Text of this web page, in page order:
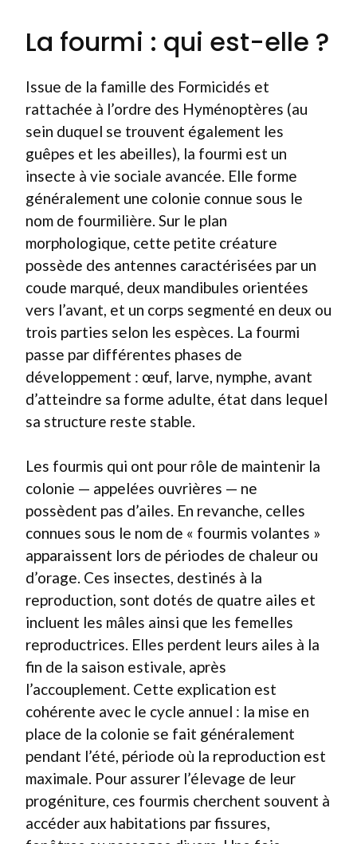
La fourmi : qui est-elle ?
Issue de la famille des Formicidés et
rattachée à l’ordre des Hyménoptères (au
sein duquel se trouvent également les
guêpes et les abeilles), la fourmi est un
insecte à vie sociale avancée. Elle forme
généralement une colonie connue sous le
nom de fourmilière. Sur le plan
morphologique, cette petite créature
possède des antennes caractérisées par un
coude marqué, deux mandibules orientées
vers l’avant, et un corps segmenté en deux ou
trois parties selon les espèces. La fourmi
passe par différentes phases de
développement : œuf, larve, nymphe, avant
d’atteindre sa forme adulte, état dans lequel
sa structure reste stable.
Les fourmis qui ont pour rôle de maintenir la
colonie — appelées ouvrières — ne
possèdent pas d’ailes. En revanche, celles
connues sous le nom de « fourmis volantes »
apparaissent lors de périodes de chaleur ou
d’orage. Ces insectes, destinés à la
reproduction, sont dotés de quatre ailes et
incluent les mâles ainsi que les femelles
reproductrices. Elles perdent leurs ailes à la
fin de la saison estivale, après
l’accouplement. Cette explication est
cohérente avec le cycle annuel : la mise en
place de la colonie se fait généralement
pendant l’été, période où la reproduction est
maximale. Pour assurer l’élevage de leur
progéniture, ces fourmis cherchent souvent à
accéder aux habitations par fissures,